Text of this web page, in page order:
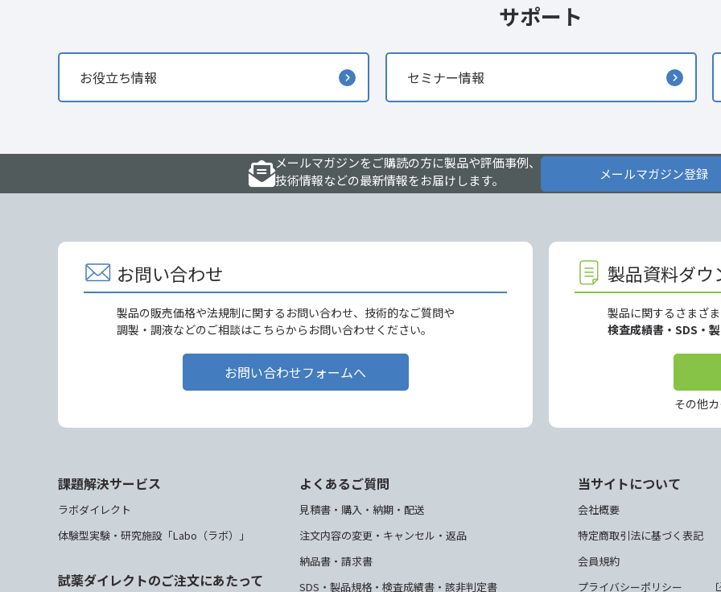
サポート
お役立ち情報 セミナー情報
メールマガジンをご購読の方に製品や評価事例、
技術情報などの最新情報をお届けします。
メールマガジン登録
お問い合わせ
製品の販売価格や法規制に関するお問い合わせ、技術的なご質問や
調製・調液などのご相談はこちらからお問い合わせください。
お問い合わせフォームへ
製品資料ダウ
製品に関するさまざ
検査成績書・SDS・
その他
課題解決サービス
ラボダイレクト
体験型実験・研究施設「Labo（ラボ）」
試薬ダイレクトのご注文にあたって
よくあるご質問
見積書・購入・納期・配送
注文内容の変更・キャンセル・返品
納品書・請求書
SDS・製品規格・検査成績書・該非判定書
当サイトについて
会社概要
特定商取引法に基づく表記
会員規約
プライバシーポリシー